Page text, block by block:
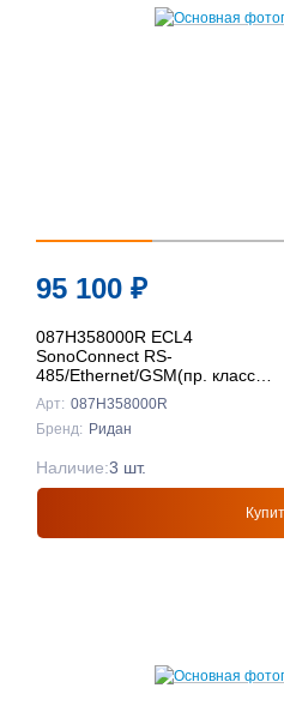
95 100 ₽
087H358000R ECL4
SonoConnect RS-
485/Ethernet/GSM(пр. класс
0801708016), Ридан
Арт: 087H358000R
Бренд: Ридан
Наличие:3 шт.